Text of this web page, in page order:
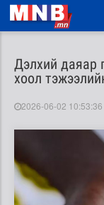
Дэлхий даяар
хоол
2026-06-02 10:53:36